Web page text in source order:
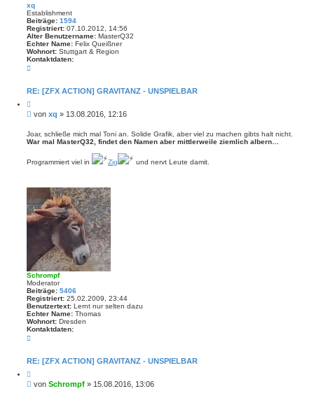
xq
Establishment
Beiträge: 1594
Registriert: 07.10.2012, 14:56
Alter Benutzername: MasterQ32
Echter Name: Felix Queißner
Wohnort: Stuttgart & Region
Kontaktdaten:
t
t
t
e
v
o
q
RE: [ZFX ACTION] GRAVITANZ - UNSPIELBAR
i
t
e
r
B
i
t
a
von xq » 13.08.2016, 12:16
Joar, schließe mich mal Toni an. Solide Grafik, aber viel zu machen gibts halt nicht.
War mal MasterQ32, findet den Namen aber mittlerweile ziemlich albern…
Programmiert viel in Zig und nervt Leute damit.
Schrompf
Moderator
Beiträge: 5406
Registriert: 25.02.2009, 23:44
Benutzertext: Lernt nur selten dazu
Echter Name: Thomas
Wohnort: Dresden
Kontaktdaten:
t
t
RE: [ZFX ACTION] GRAVITANZ - UNSPIELBAR
i
t
Bvon Schrompf » 15.08.2016, 13:06